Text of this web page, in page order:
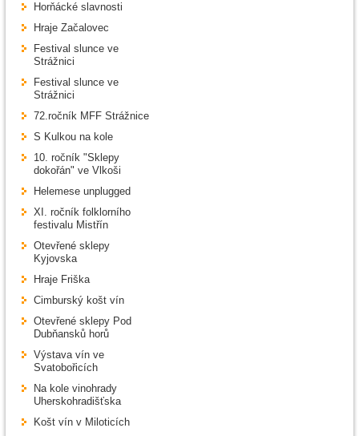
Horňácké slavnosti
Hraje Začalovec
Festival slunce ve
Strážnici
Festival slunce ve
Strážnici
72.ročník MFF Strážnice
S Kulkou na kole
10. ročník "Sklepy
dokořán" ve Vlkoši
Helemese unplugged
XI. ročník folklorního
festivalu Mistřín
Otevřené sklepy
Kyjovska
Hraje Friška
Cimburský košt vín
Otevřené sklepy Pod
Dubňansků horů
Výstava vín ve
Svatobořicích
Na kole vinohrady
Uherskohradišťska
Košt vín v Miloticích